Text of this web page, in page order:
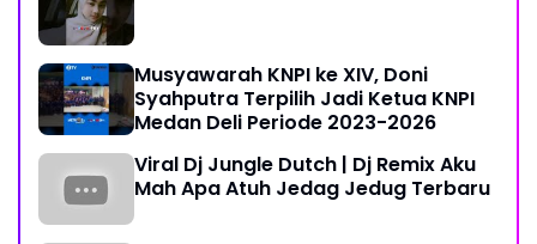
Musyawarah KNPI ke XIV, Doni
Syahputra Terpilih Jadi Ketua KNPI
Medan Deli Periode 2023-2026
Viral Dj Jungle Dutch | Dj Remix Aku
Mah Apa Atuh Jedag Jedug Terbaru